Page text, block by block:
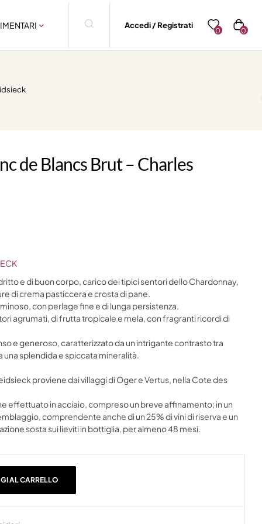
Accedi / Registrati
0 0
de Blancs Brut – Charles
e di buon corpo, carico dei tipici sentori dello Chardonnay,
di crema pasticcera e crosta di pane.
con perlage fine e di lunga persistenza.
agrumati, di frutta tropicale e mela, con fragranti ricordi di
e generoso, caratterizzato da un intrigante contrasto tra
una splendida e spiccata mineralità.
proviene dai villaggi di Oger e Vertus, nella Cote des
effettuato in acciaio, compreso un breve affinamento; in un
comprendente anche di un 25% di vini di riserva e un
sosta sui lieviti in bottiglia, per almeno 48 mesi.
AL CARRELLO